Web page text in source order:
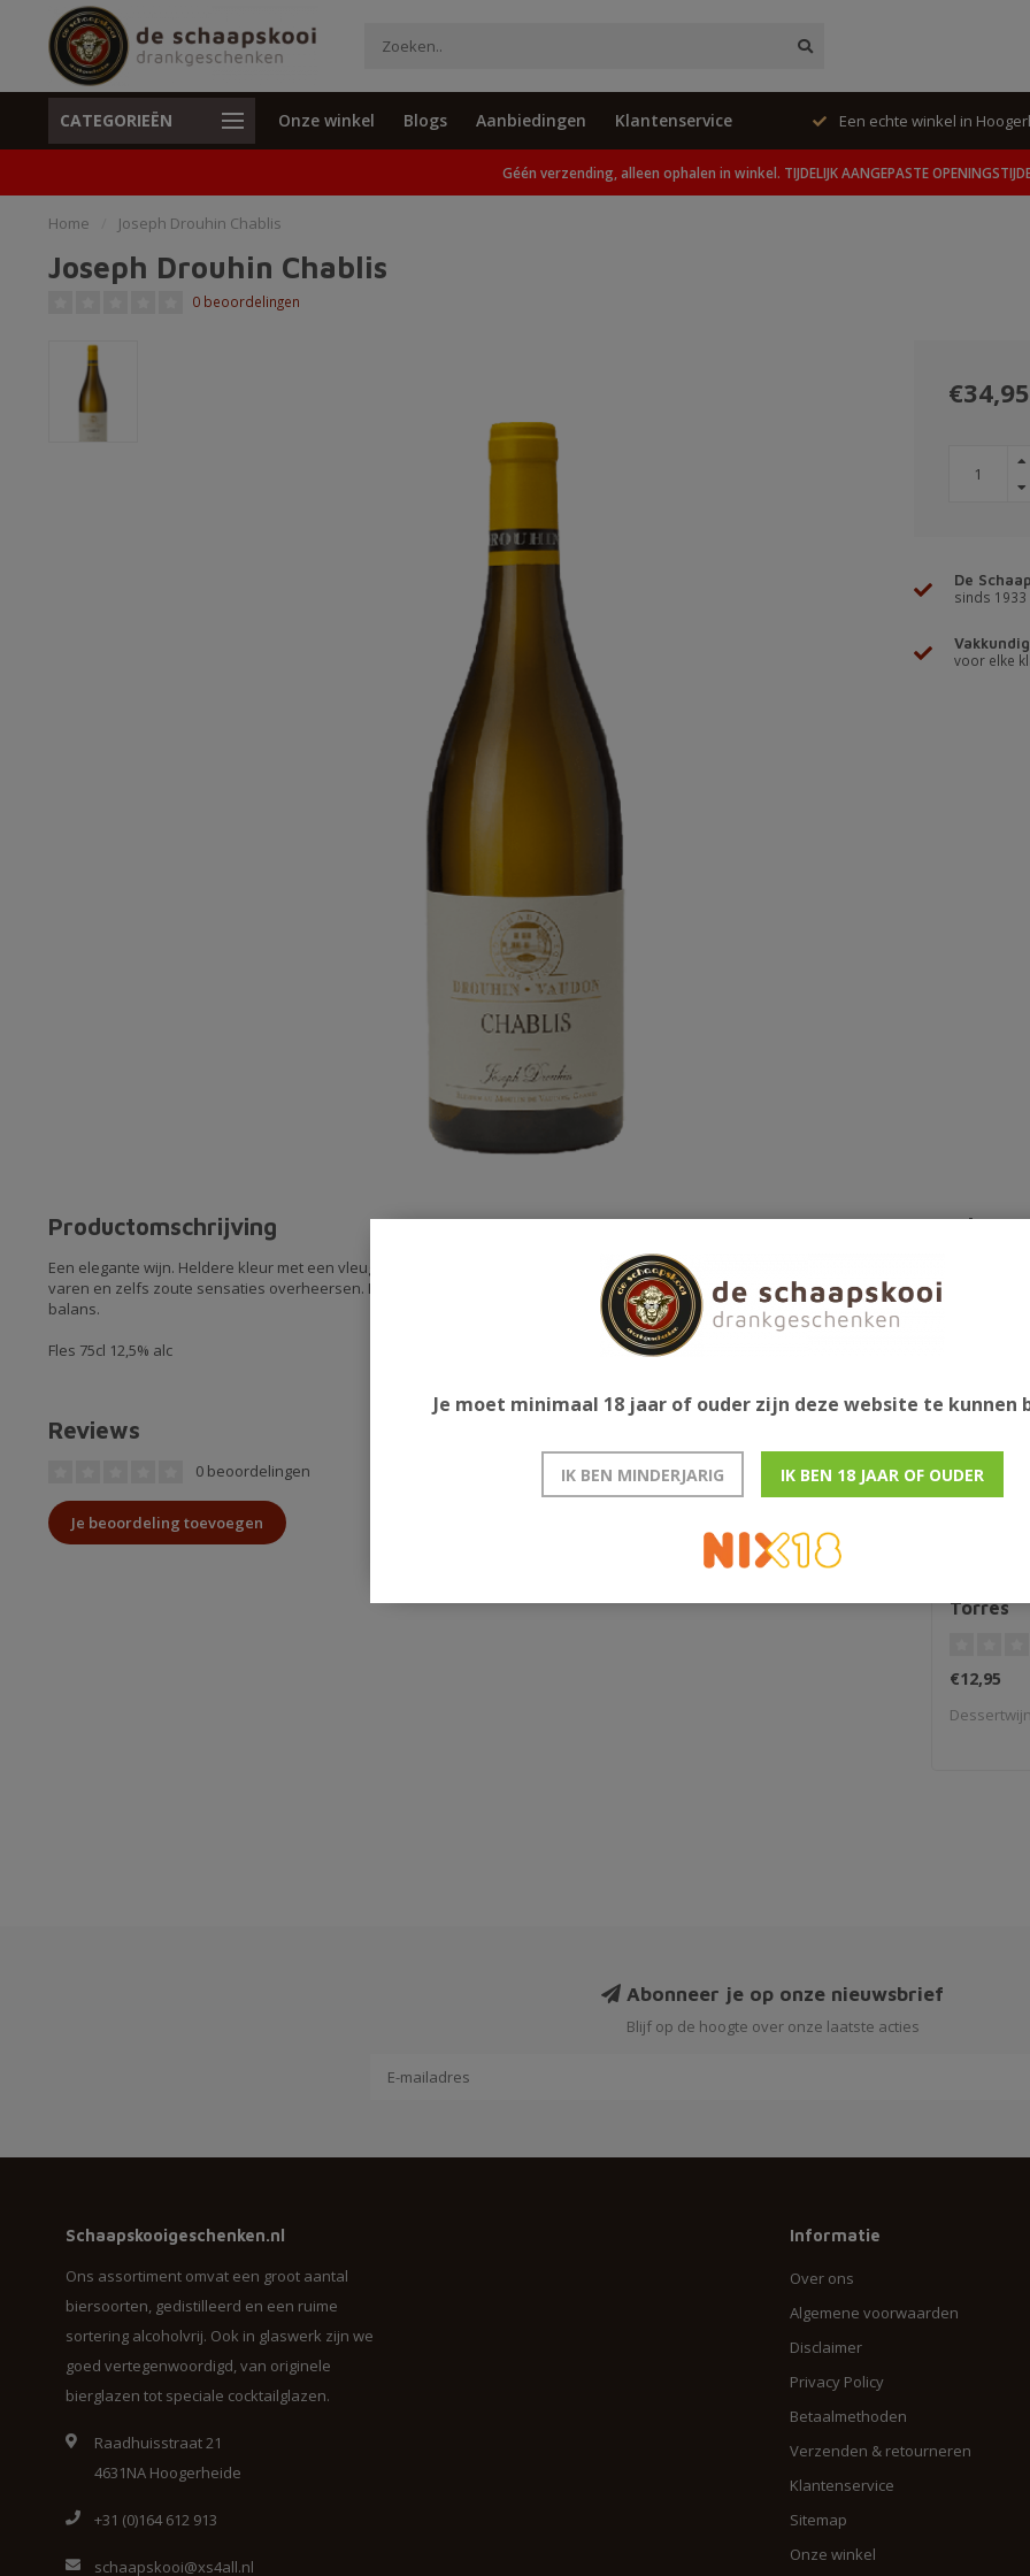
CATEGORIEËN Onze winkel Blogs Aanbiedingen Klantenservice
Unieke cadeaus en specials Geen verzending, alleen ophalen in winkel. Een echte winkel in
Géén verzending, alleen ophalen in winkel. TIJDELIJK AANGEPASTE
Home Joseph Drouhin Chablis
Joseph Drouhin Chablis
0 beoordelingen
€34,95
De
sinds 1933
voor elke
Productomschrijving
Een elegante wijn. Heldere kleur met een vleugje groen. Typische neus van chablis, waarin aroma's van citrus (citroen),
varen en zelfs zoute sensaties overheersen. In de mond: krachtig en levendig maar toch zacht. Veel finesse en
balans.
Fles 75cl 12,5% alc
Reviews
0 beoordelingen
Je beoordeling toevoegen
Torres
€12,95
Dessertwijn
Abonneer je op onze nieuwsbrief
Blijf op de hoogte over onze laatste acties
Schaapskooigeschenken.nl
Ons assortiment omvat een groot aantal
biersoorten, gedistilleerd en een ruime
sortering alcoholvrij. Ook in glaswerk zijn we
goed vertegenwoordigd, van originele
bierglazen tot speciale cocktailglazen.
Raadhuisstraat 21
4631NA Hoogerheide
+31 (0)164 612 913
schaapskooi@xs4all.nl
Informatie
Over ons
Algemene voorwaarden
Disclaimer
Privacy Policy
Betaalmethoden
Verzenden & retourneren
Klantenservice
Sitemap
Onze winkel
Je moet minimaal 18 jaar of ouder zijn deze website te kunnen
IK BEN MINDERJARIG IK BEN 18 JAAR OF OUDER